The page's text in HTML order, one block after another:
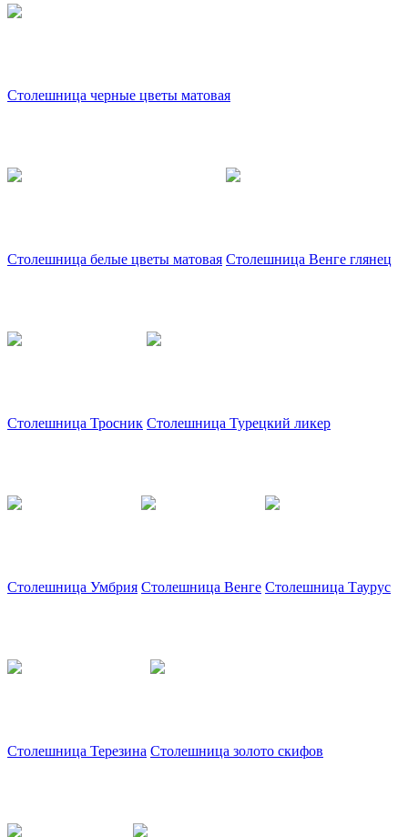
Столешница черные цветы матовая
Столешница белые цветы матовая Столешница Венге глянец
Столешница Тросник Столешница Турецкий ликер
Столешница Умбрия Столешница Венге Столешница Таурус
Столешница Терезина Столешница золото скифов